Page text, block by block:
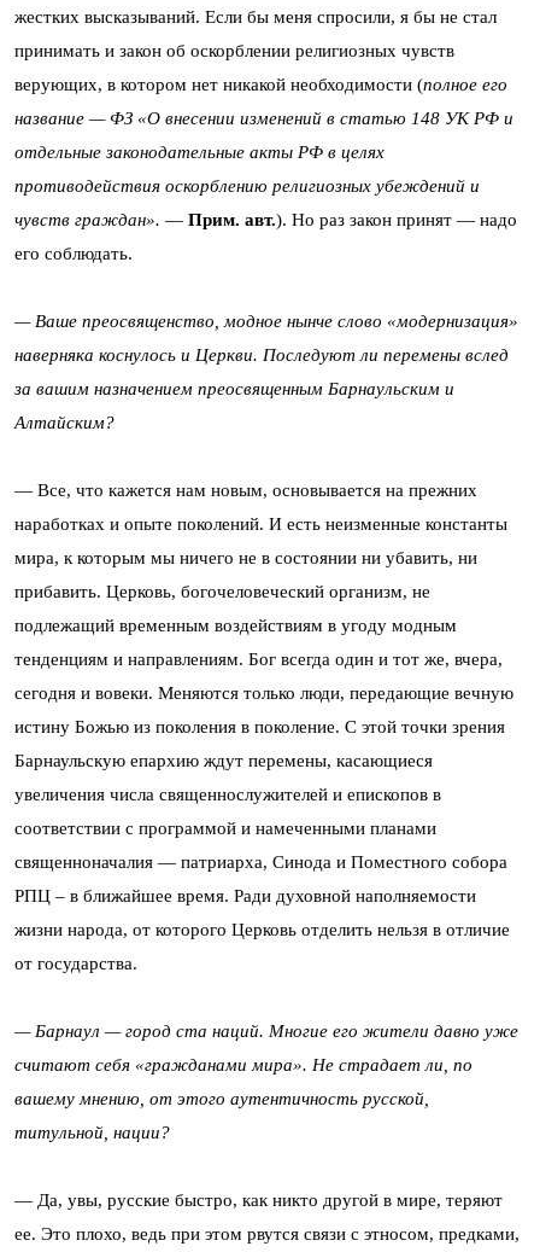
жестких высказываний. Если бы меня спросили, я бы не стал
принимать и закон об оскорблении религиозных чувств
верующих, в котором нет никакой необходимости (полное его
название — ФЗ «О внесении изменений в статью 148 УК РФ и
отдельные законодательные акты РФ в целях
противодействия оскорблению религиозных убеждений и
чувств граждан». — Прим. авт.). Но раз закон принят — надо
его соблюдать.
— Ваше преосвященство, модное нынче слово «модернизация»
наверняка коснулось и Церкви. Последуют ли перемены вслед
за вашим назначением преосвященным Барнаульским и
Алтайским?
— Все, что кажется нам новым, основывается на прежних
наработках и опыте поколений. И есть неизменные константы
мира, к которым мы ничего не в состоянии ни убавить, ни
прибавить. Церковь, богочеловеческий организм, не
подлежащий временным воздействиям в угоду модным
тенденциям и направлениям. Бог всегда один и тот же, вчера,
сегодня и вовеки. Меняются только люди, передающие вечную
истину Божью из поколения в поколение. С этой точки зрения
Барнаульскую епархию ждут перемены, касающиеся
увеличения числа священнослужителей и епископов в
соответствии с программой и намеченными планами
священноначалия — патриарха, Синода и Поместного собора
РПЦ – в ближайшее время. Ради духовной наполняемости
жизни народа, от которого Церковь отделить нельзя в отличие
от государства.
— Барнаул — город ста наций. Многие его жители давно уже
считают себя «гражданами мира». Не страдает ли, по
вашему мнению, от этого аутентичность русской,
титульной, нации?
— Да, увы, русские быстро, как никто другой в мире, теряют
ее. Это плохо, ведь при этом рвутся связи с этносом, предками,